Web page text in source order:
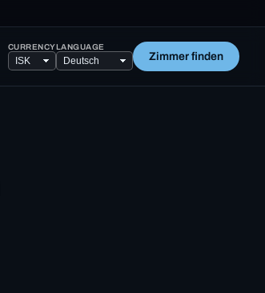
CURRENCYLANGUAGE
Zimmer finden